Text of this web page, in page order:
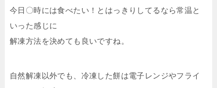
今日〇時には食べたい！とはっきりしてるなら常温と
いった感じに
解凍方法を決めても良いですね。
自然解凍以外でも、冷凍した餅は電子レンジやフライ